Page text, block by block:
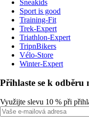
Sneakids
Sport is good
Training-Fit
Trek-Expert
Triathlon-Expert
TripnBikers
Vélo-Store
Winter-Expert
Přihlaste se k odběru
Využijte slevu 10 % při